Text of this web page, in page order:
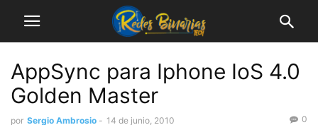
AppSync para Iphone IoS 4.0
Golden Master
por Sergio Ambrosio - 14 de junio, 2010 0